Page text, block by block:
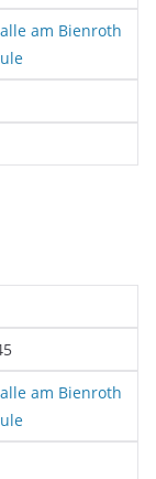
am Bienroth
am Bienroth